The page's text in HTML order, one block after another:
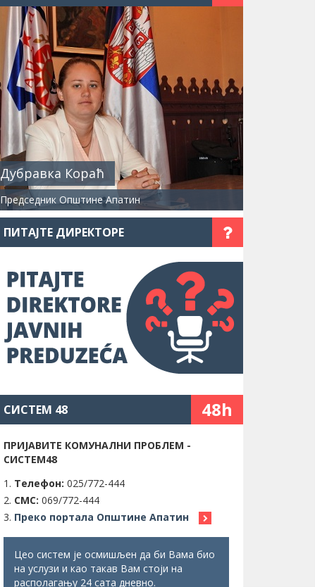
Дубравка Кораћ
Председник Општине Апатин
ПИТАЈТЕ ДИРЕКТОРЕ
СИСТЕМ 48 48h
ПРИЈАВИТЕ КОМУНАЛНИ ПРОБЛЕМ -
СИСТЕМ48
Телефон: 025/772-444
СМС: 069/772-444
Преко портала Општине Апатин
Цео систем је осмишљен да би Вама био
на услузи и као такав Вам стоји на
располагању 24 сата дневно.